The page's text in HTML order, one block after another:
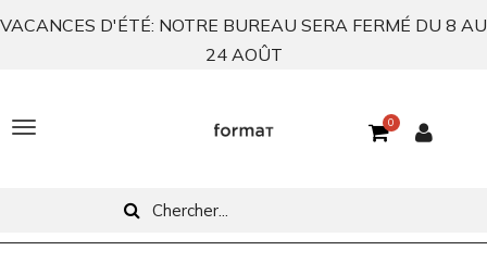
VACANCES D'ÉTÉ: NOTRE BUREAU SERA FERMÉ DU 8 AU
24 AOÛT
T
g
0